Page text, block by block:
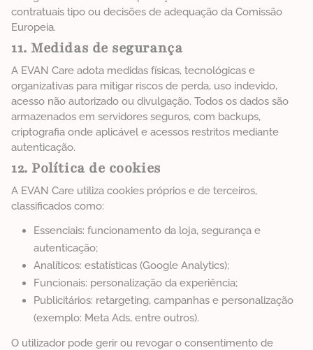
contratuais tipo ou decisões de adequação da Comissão
Europeia.
11. Medidas de segurança
A EVAN Care adota medidas físicas, tecnológicas e
organizativas para mitigar riscos de perda, uso indevido,
acesso não autorizado ou divulgação. Todos os dados são
armazenados em servidores seguros, com backups,
criptografia onde aplicável e acessos restritos mediante
autenticação.
12. Política de cookies
A EVAN Care utiliza cookies próprios e de terceiros,
classificados como:
Essenciais: funcionamento da loja, segurança e
autenticação;
Analíticos: estatísticas (Google Analytics);
Funcionais: personalização da experiência;
Publicitários: retargeting, campanhas e personalização
(exemplo: Meta Ads, entre outros).
O utilizador pode gerir ou revogar o consentimento de